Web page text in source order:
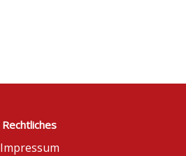
Rechtliches
Impressum